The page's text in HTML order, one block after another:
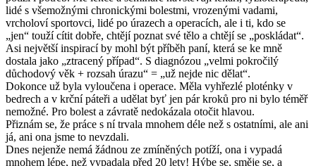
lidé s všemožnými chronickými bolestmi, vrozenými vadami,
vrcholoví sportovci, lidé po úrazech a operacích, ale i ti, kdo se
„jen“ touží cítit dobře, chtějí poznat své tělo a chtějí se „poskládat“.
Asi největší inspirací by mohl být příběh paní, která se ke mně
dostala jako „ztracený případ“. S diagnózou „velmi pokročilý
důchodový věk + rozsah úrazu“ = „už nejde nic dělat“.
Dokonce už byla vyloučena i operace. Měla vyhřezlé ploténky v
bedrech a v krční páteři a udělat byť jen pár kroků pro ni bylo téměř
nemožné. Pro bolest a závratě nedokázala otočit hlavou.
Přiznám se, že práce s ní trvala mnohem déle než s ostatními, ale ani
já, ani ona jsme to nevzdali.
Dnes nejenže nemá žádnou ze zmíněných potíží, ona i vypadá
mnohem lépe, než vypadala před 20 lety! Hýbe se, směje se, a